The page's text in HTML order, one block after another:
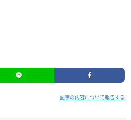
記事の内容について報告する